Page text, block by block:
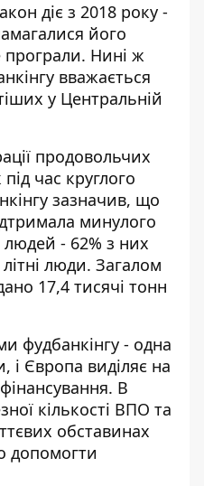
діє з 2018 року -
його
програли. Нині ж
вважається
у Центральній
продовольчих
під час круглого
зазначив, що
минулого
- 62% з них
люди. Загалом
17,4 тисячі тонн
фудбанкінгу - одна
і Європа виділяє на
В
кількості ВПО та
обставинах
допомогти